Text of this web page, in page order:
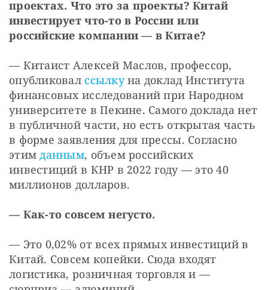
проектах. Что это за проекты? Китай
инвестирует что-то в России или
российские компании — в Китае?
— Китаист Алексей Маслов, профессор,
опубликовал ссылку на доклад Института
финансовых исследований при Народном
университете в Пекине. Самого доклада нет
в публичной части, но есть открытая часть
в форме заявления для прессы. Согласно
этим данным, объем российских
инвестиций в КНР в 2022 году — это 40
миллионов долларов.
— Как-то совсем негусто.
— Это 0,02% от всех прямых инвестиций в
Китай. Совсем копейки. Сюда входят
логистика, розничная торговля и —